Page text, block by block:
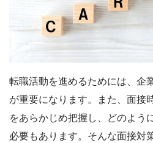
転職活動を進めるためには、企
が重要になります。また、面接
をあらかじめ把握し、どのよう
必要もあります。そんな面接対